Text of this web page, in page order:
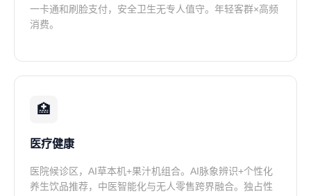
一卡通和刷脸支付，安全卫生无专人值守。年轻客群×高频
消费。
🏥
医疗健康
医院候诊区，AI草本机+果汁机组合。AI脉象辨识+个性化
养生饮品推荐，中医智能化与无人零售跨界融合。独占性